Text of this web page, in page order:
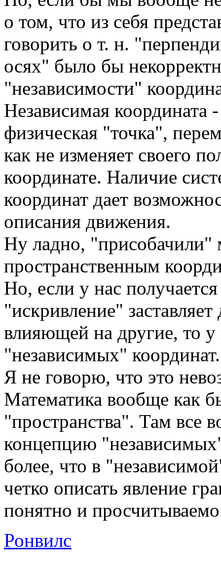
о том, что из себя
говорить о т. н.
осях" было бы
"независимости"
Независимая координата
физическая "точка",
как не изменяет своего
координате. Наличие
координат дает
описания движения.
Ну ладно,
пространственным
Но, если у нас
"искривление"
влияющей на другие, то
"независимых" координат.
Я не говорю, что это
Математика вообще как
"пространства". Там все
концепцию
более, что в
четко описать явление
понятно и
Ронвилс